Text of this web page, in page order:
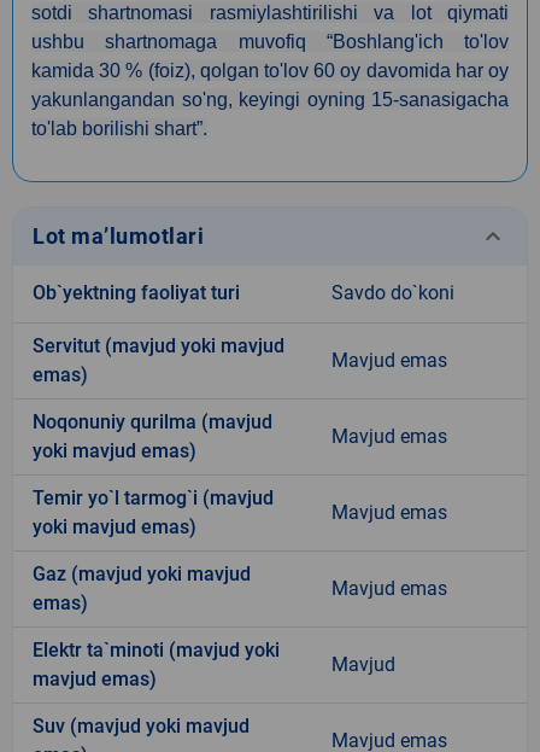
sotdi shartnomasi rasmiylashtirilishi va lot qiymati
ushbu shartnomaga muvofiq “Boshlang'ich to'lov
kamida 30 % (foiz), qolgan to'lov 60 oy davomida har oy
yakunlangandan so'ng, keyingi oyning 15-sanasigacha
to'lab borilishi shart”.
Lot ma’lumotlari keyboard_arrow_down
Ob`yektning faoliyat turi Savdo do`koni
Servitut (mavjud yoki mavjud
emas)
Mavjud emas
Noqonuniy qurilma (mavjud
yoki mavjud emas)
Mavjud emas
Temir yo`l tarmog`i (mavjud
yoki mavjud emas)
Mavjud emas
Gaz (mavjud yoki mavjud
emas)
Mavjud emas
Elektr ta`minoti (mavjud yoki
mavjud emas)
Mavjud
Suv (mavjud yoki mavjud
Mavjud emas